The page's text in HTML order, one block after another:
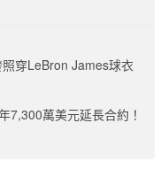
穿LeBron James球衣
7,300萬美元延長合約！